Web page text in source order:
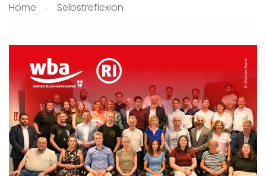
Home Selbstreflexion